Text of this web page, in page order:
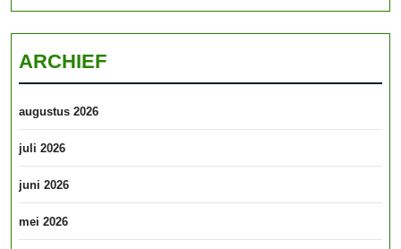
ARCHIEF
augustus 2026
juli 2026
juni 2026
mei 2026